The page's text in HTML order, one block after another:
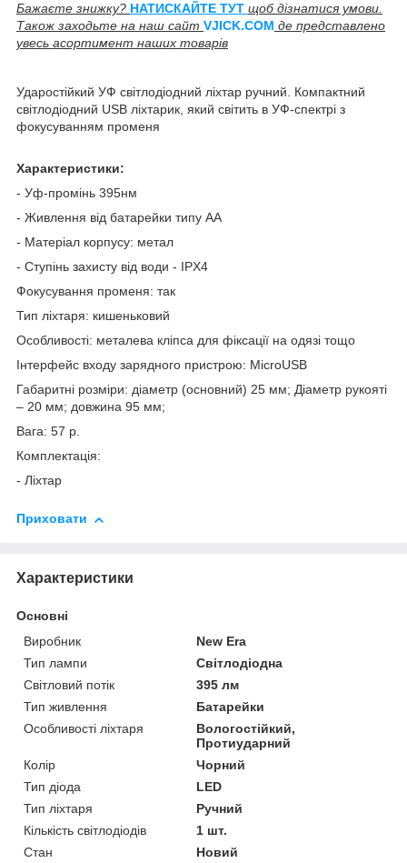
Бажаєте знижку? НАТИСКАЙТЕ ТУТ щоб дізнатися умови.
Також заходьте на наш сайт VJICK.COM де представлено
увесь асортимент наших товарів
Ударостійкий УФ світлодіодний ліхтар ручний. Компактний
світлодіодний USB ліхтарик, який світить в УФ-спектрі з
фокусуванням променя
Характеристики:
- Уф-промінь 395нм
- Живлення від батарейки типу АА
- Матеріал корпусу: метал
- Ступінь захисту від води - IPX4
Фокусування променя: так
Тип ліхтаря: кишеньковий
Особливості: металева кліпса для фіксації на одязі тощо
Інтерфейс входу зарядного пристрою: MicroUSB
Габаритні розміри: діаметр (основний) 25 мм; Діаметр рукояті
– 20 мм; довжина 95 мм;
Вага: 57 р.
Комплектація:
- Ліхтар
Приховати
Характеристики
Основні
Виробник
New Era
Тип лампи
Світлодіодна
Світловий потік
395 лм
Тип живлення
Батарейки
Особливості ліхтаря
Вологостійкий,
Протиударний
Колір
Чорний
Тип діода
LED
Тип ліхтаря
Ручний
Кількість світлодіодів
1 шт.
Стан
Новий